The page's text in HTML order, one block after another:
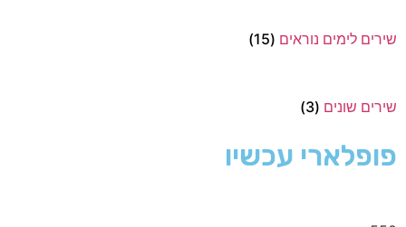
שירים לימים נוראים (15)
שירים שונים (3)
פופלארי עכשיו